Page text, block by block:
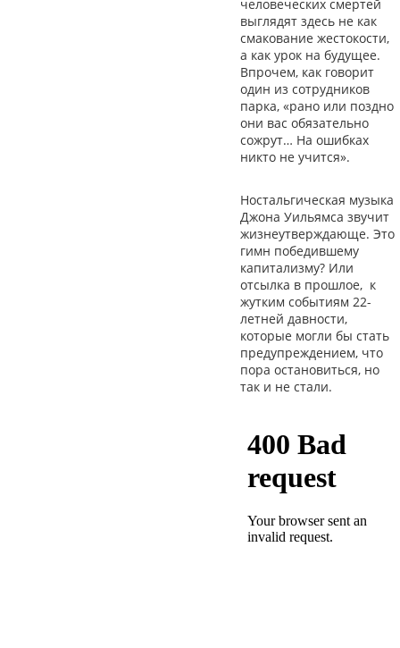
человеческих смертей
выглядят здесь не как
смакование жестокости,
а как урок на будущее.
Впрочем, как говорит
один из сотрудников
парка, «рано или поздно
они вас обязательно
сожрут… На ошибках
никто не учится».
Ностальгическая музыка
Джона Уильямса звучит
жизнеутверждающе. Это
гимн победившему
капитализму? Или
отсылка в прошлое, к
жутким событиям 22-
летней давности,
которые могли бы стать
предупреждением, что
пора остановиться, но
так и не стали.